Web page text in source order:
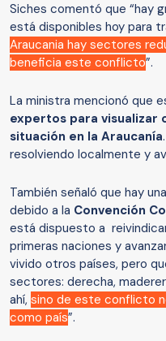
Siches comentó que “hay
está disponibles hoy para
Araucania hay sectores
beneficia este conflicto”.
La ministra mencionó que
expertos para visualizar
situación en la Araucanía
resolviendo localmente y
También señaló que hay
debido a la Convención
está dispuesto a
primeras naciones y
vivido otros países, pero
sectores: derecha,
ahí, sino de este conflicto
como país”.